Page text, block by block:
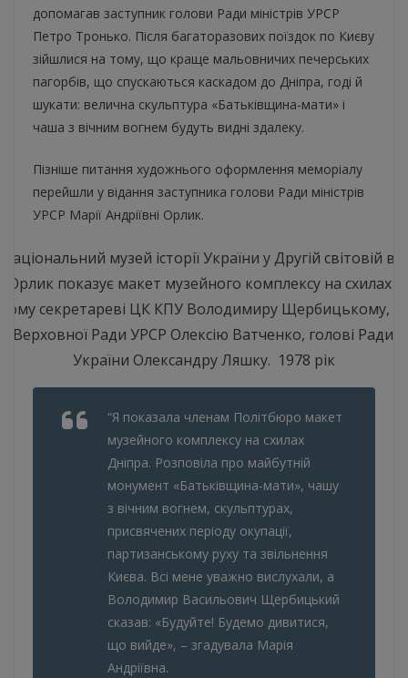
допомагав заступник голови Ради міністрів УРСР
Петро Тронько. Після багаторазових поїздок по Києву
зійшлися на тому, що краще мальовничих печерських
пагорбів, що спускаються каскадом до Дніпра, годі й
шукати: велична скульптура «Батьківщина-мати» і
чаша з вічним вогнем будуть видні здалеку.
Пізніше питання художнього оформлення меморіалу
перейшли у відання заступника голови Ради міністрів
УРСР Марії Андріївні Орлик.
Орлик показує макет музейного комплексу на схилах
секретареві ЦК КПУ Володимиру Щербицькому,
Верховної Ради УРСР Олексію Ватченко, голові Ради
України Олександру Ляшку. 1978 рік
“Я показала членам Політбюро макет
музейного комплексу на схилах
Дніпра. Розповіла про майбутній
монумент «Батьківщина-мати», чашу
з вічним вогнем, скульптурах,
присвячених періоду окупації,
партизанському руху та звільнення
Києва. Всі мене уважно вислухали, а
Володимир Васильович Щербицький
сказав: «Будуйте! Будемо дивитися,
що вийде», – згадувала Марія
Андріївна.